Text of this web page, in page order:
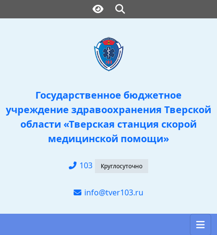
Государственное бюджетное
учреждение здравоохранения Тверской
области «Тверская станция скорой
медицинской помощи»
103
info@tver103.ru